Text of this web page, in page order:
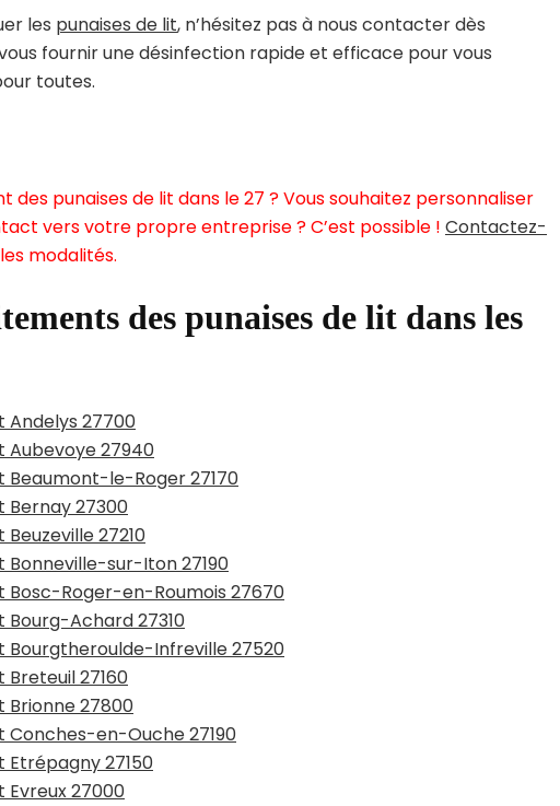
les punaises de lit, n’hésitez pas à nous contacter dès
fournir une désinfection rapide et efficace pour vous
toutes.
punaises de lit dans le 27 ? Vous souhaitez personnaliser
vers votre propre entreprise ? C’est possible ! Contactez-
modalités.
des punaises de lit dans les
Andelys 27700
Aubevoye 27940
Beaumont-le-Roger 27170
Bernay 27300
27210
Bonneville-sur-Iton 27190
Bosc-Roger-en-Roumois 27670
Bourg-Achard 27310
Bourgtheroulde-Infreville 27520
27160
Brionne 27800
Conches-en-Ouche 27190
Etrépagny 27150
Evreux 27000